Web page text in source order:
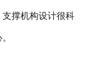
撑机构设计很科